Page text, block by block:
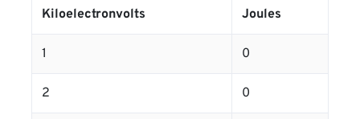
Kiloelectronvolts Joules
1 0
2 0